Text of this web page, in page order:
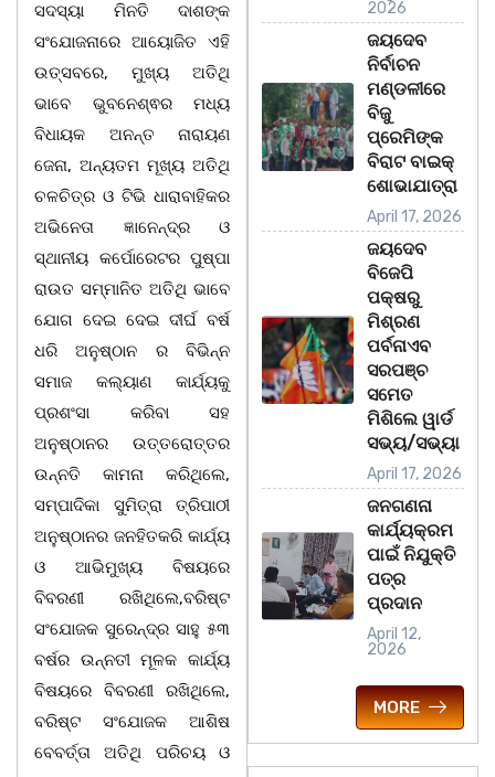
ସଦସ୍ୟା ମିନତି ଦାଶଙ୍କ
ସଂଯୋଜନାରେ ଆୟୋଜିତ ଏହି
ଉତ୍ସବରେ, ମୁଖ୍ୟ ଅତିଥି
ଭାବେ ଭୁବନେଶ୍ଵର ମଧ୍ୟ
ବିଧାୟକ ଅନନ୍ତ ନାରାୟଣ
ଜେନା, ଅନ୍ୟତମ ମୂଖ୍ୟ ଅତିଥି
ଚଳଚିତ୍ର ଓ ଟିଭି ଧାରାବାହିକର
ଅଭିନେତା ଜ୍ଞାନେନ୍ଦ୍ର ଓ
ସ୍ଥାନୀୟ କର୍ପୋରେଟର ପୁଷ୍ପା
ରାଉତ ସମ୍ମାନିତ ଅତିଥି ଭାବେ
ଯୋଗ ଦେଇ ଦେଇ ଦୀର୍ଘ ବର୍ଷ
ଧରି ଅନୁଷ୍ଠାନ ର ବିଭିନ୍ନ
ସମାଜ କଲ୍ୟାଣ କାର୍ଯ୍ୟକୁ
ପ୍ରଶଂସା କରିବା ସହ
ଅନୁଷ୍ଠାନର ଉତ୍ତରୋତ୍ତର
ଉନ୍ନତି କାମନା କରିଥିଲେ,
ସମ୍ପାଦିକା ସୁମିତ୍ରା ତ୍ରିପାଠୀ
ଅନୁଷ୍ଠାନର ଜନହିତକରି କାର୍ଯ୍ୟ
ଓ ଆଭିମୁଖ୍ୟ ବିଷୟରେ
ବିବରଣୀ ରଖିଥିଲେ,ବରିଷ୍ଟ
ସଂଯୋଜକ ସୁରେନ୍ଦ୍ର ସାହୁ ୫୩
ବର୍ଷର ଉନ୍ନତୀ ମୂଳକ କାର୍ଯ୍ୟ
ବିଷୟରେ ବିବରଣୀ ରଖିଥିଲେ,
ବରିଷ୍ଟ ସଂଯୋଜକ ଆଶିଷ
ବେବର୍ତ୍ତା ଅତିଥି ପରିଚୟ ଓ
2026
ଜୟଦେବ
ନିର୍ବାଚନ
ମଣ୍ଡଳୀରେ
ବିଜୁ
ପ୍ରେମିଙ୍କ
ବିରାଟ ବାଇକ୍
ଶୋଭାଯାତ୍ରା
April 17, 2026
ଜୟଦେବ
ବିଜେପି
ପକ୍ଷରୁ
ମିଶ୍ରଣ
ପର୍ବନାଏବ
ସରପଞ୍ଚ
ସମେତ
ମିଶିଲେ ୱାର୍ଡ
ସଭ୍ୟ/ସଭ୍ୟା
April 17, 2026
ଜନଗଣନା
କାର୍ଯ୍ୟକ୍ରମ
ପାଇଁ ନିଯୁକ୍ତି
ପତ୍ର
ପ୍ରଦାନ
April 12,
2026
MORE